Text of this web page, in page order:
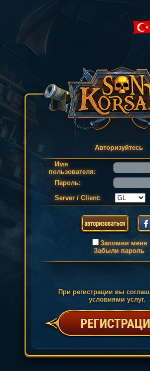
Авторизуйтесь
Имя
пользователя:
Пароль:
Server / Client:
Запомни меня
Забыли пароль
При регистрации вы
условиями услуг.